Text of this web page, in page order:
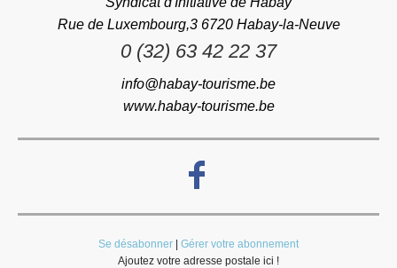
Rue de Luxembourg,3 6720 Habay-la-Neuve
0 (32) 63 42 22 37
info@habay-tourisme.be
www.habay-tourisme.be
Se désabonner
Gérer votre abonnement
Ajoutez votre adresse postale ici !